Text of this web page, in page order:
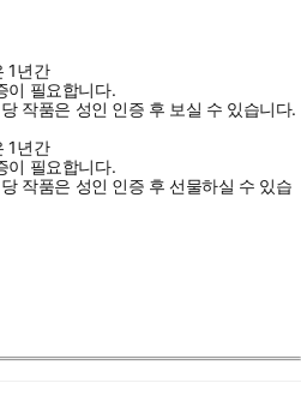
1년간
이 필요합니다.
작품은 성인 인증 후 보실 수 있습니다.
1년간
이 필요합니다.
작품은 성인 인증 후 선물하실 수 있습